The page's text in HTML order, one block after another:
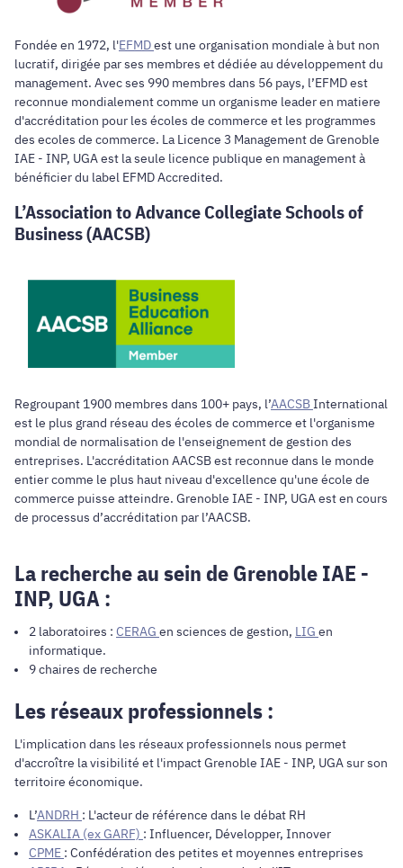
Fondée en 1972, l'EFMDest une organisation mondiale à but non
lucratif, dirigée par ses membres et dédiée au développement du
management. Avec ses 990 membres dans 56 pays, l’EFMD est
reconnue mondialement comme un organisme leader en matiere
d'accréditation pour les écoles de commerce et les programmes
des ecoles de commerce. La Licence 3 Management de Grenoble
IAE - INP, UGA est la seule licence publique en management à
bénéficier du label EFMD Accredited.
L’Association to Advance Collegiate Schools of
Business (AACSB)
Regroupant 1900 membres dans 100+ pays, l’AACSBInternational
est le plus grand réseau des écoles de commerce et l'organisme
mondial de normalisation de l'enseignement de gestion des
entreprises. L'accréditation AACSB est reconnue dans le monde
entier comme le plus haut niveau d'excellence qu'une école de
commerce puisse atteindre. Grenoble IAE - INP, UGA est en cours
de processus d’accréditation par l’AACSB.
La recherche au sein de Grenoble IAE -
INP, UGA :
2 laboratoires : CERAG en sciences de gestion, LIG en
informatique.
9 chaires de recherche
Les réseaux professionnels :
L'implication dans les réseaux professionnels nous permet
d'accroître la visibilité et l'impact Grenoble IAE - INP, UGA sur son
territoire économique.
L’ANDRH : L'acteur de référence dans le débat RH
ASKALIA (ex GARF) : Influencer, Développer, Innover
CPME : Confédération des petites et moyennes entreprises